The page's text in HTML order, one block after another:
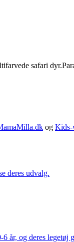
safari
og
deres udvalg.
år, og deres legetøj